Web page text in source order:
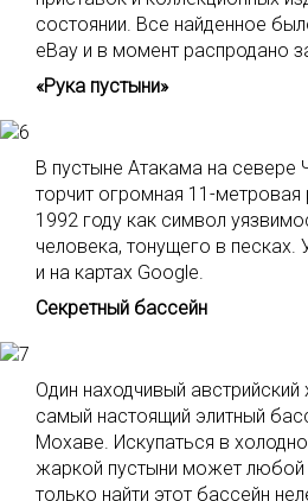
состоянии. Все найденное
eBay и в момент распродано
«Рука пустыни»
В пустыне Атакама на севере
торчит огромная 11-метровая
1992 году как символ
человека, тонущего в
и на картах Google.
Секретный бассейн
Один находчивый
самый настоящий элитный
Мохаве. Искупаться в
жаркой пустыни может
только найти этот бассейн